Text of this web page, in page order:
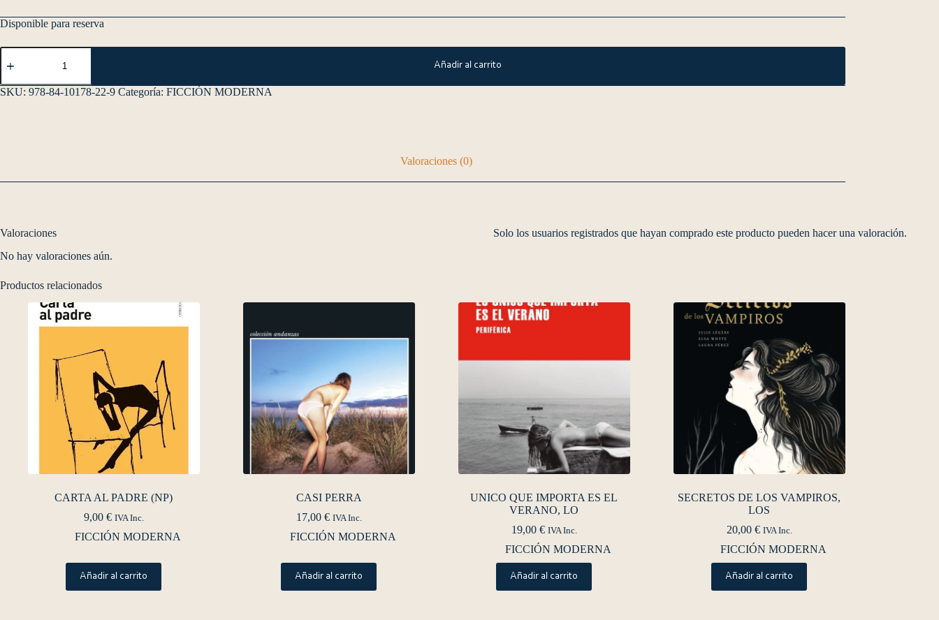
Disponible para reserva
Añadir al carrito
SKU: 978-84-10178-22-9 Categoría: FICCIÓN MODERNA
Valoraciones (0)
Valoraciones
No hay valoraciones aún.
Solo los usuarios registrados que hayan comprado este producto pueden hacer una valoración.
Productos relacionados
CARTA AL PADRE (NP)
9,00 € IVA Inc.
FICCIÓN MODERNA
Añadir al carrito
CASI PERRA
17,00 € IVA Inc.
FICCIÓN MODERNA
Añadir al carrito
UNICO QUE IMPORTA ES EL
VERANO, LO
19,00 € IVA Inc.
FICCIÓN MODERNA
Añadir al carrito
SECRETOS DE LOS VAMPIROS,
LOS
20,00 € IVA Inc.
FICCIÓN MODERNA
Añadir al carrito